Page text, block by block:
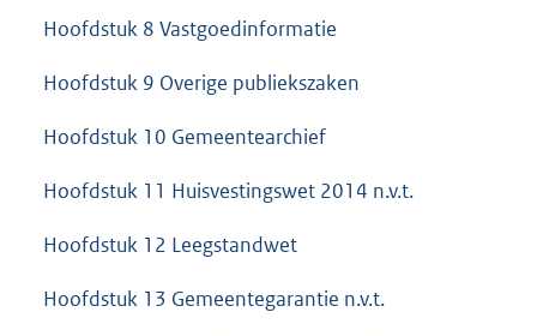
Hoofdstuk 8 Vastgoedinformatie
Hoofdstuk 9 Overige publiekszaken
Hoofdstuk 10 Gemeentearchief
Hoofdstuk 11 Huisvestingswet 2014 n.v.t.
Hoofdstuk 12 Leegstandwet
Hoofdstuk 13 Gemeentegarantie n.v.t.